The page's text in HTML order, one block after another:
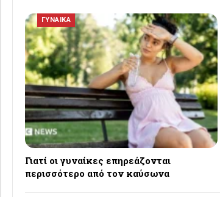
ΓΥΝΑΙΚΑ
Γιατί οι γυναίκες επηρεάζονται
περισσότερο από τον καύσωνα